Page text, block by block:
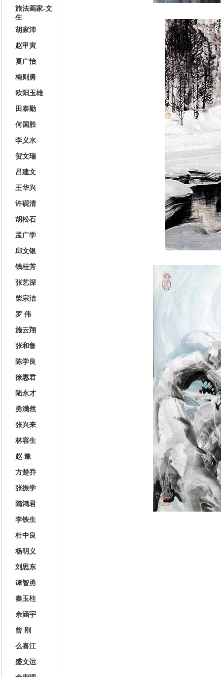
旅法画家-文
生
胡家沛
赵甲寅
夏广怡
梅则勇
欧阳玉雄
田泰勤
何国胜
李义水
贺文瑞
吕建文
王华兴
许砚清
胡松石
孟广学
邱文银
钱桂芳
张艺深
柴宗洁
罗 伟
施云翔
张和鲁
陈学良
徐惠君
陆永才
勇满然
张兴来
林容生
赵 豫
方楚乔
张振学
隋鸿君
李铁生
杜中良
杨明义
刘思东
谭智勇
秦玉柱
余涵宇
曾 刚
么喜江
盛文运